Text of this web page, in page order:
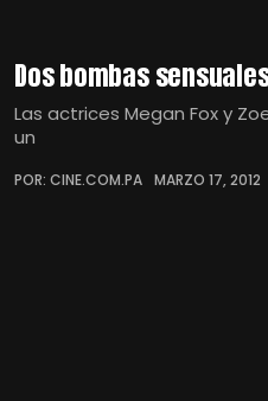
Dos bombas
Las actrices Megan Fox y
un
POR: CINE.COM.PA MARZO 17, 2012